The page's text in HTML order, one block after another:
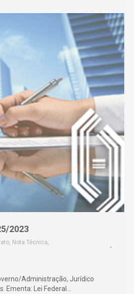
2023
, Nota Técnica,
Administração, Jurídico
Ementa: Lei Federal…